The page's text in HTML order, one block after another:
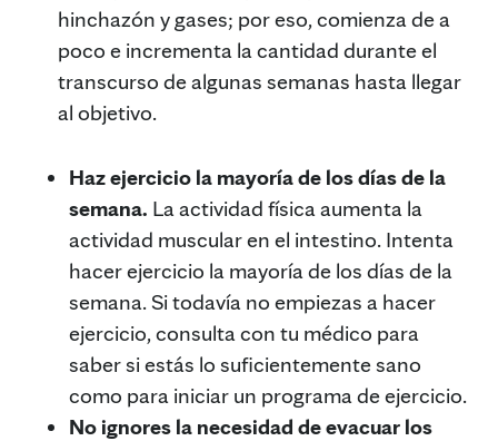
hinchazón y gases; por eso, comienza de a
poco e incrementa la cantidad durante el
transcurso de algunas semanas hasta llegar
al objetivo.
Haz ejercicio la mayoría de los días de la
semana. La actividad física aumenta la
actividad muscular en el intestino. Intenta
hacer ejercicio la mayoría de los días de la
semana. Si todavía no empiezas a hacer
ejercicio, consulta con tu médico para
saber si estás lo suficientemente sano
como para iniciar un programa de ejercicio.
No ignores la necesidad de evacuar los